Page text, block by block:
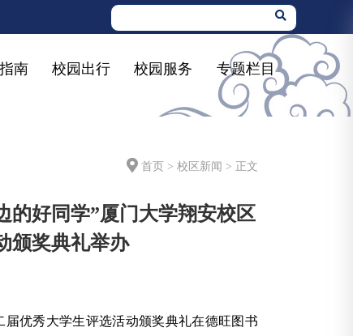
南 校园出行 校园服务 专题栏目
首页 > 校区新闻 > 正文
好同学”厦门大学翔安校区
颁奖典礼举办
届优秀大学生评选活动颁奖典礼在德旺图书